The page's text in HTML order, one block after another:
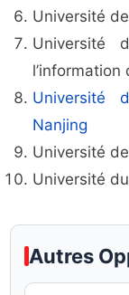
Université
Université
l’information
Université
Nanjing
Université
Université
Autres